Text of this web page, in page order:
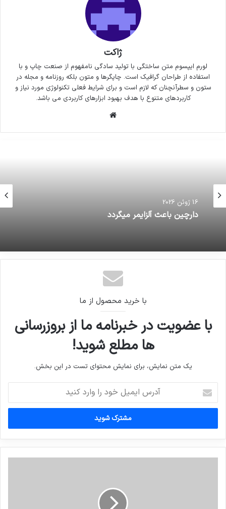
ژاکت
لورم ایپسوم متن ساختگی با تولید سادگی نامفهوم از صنعت چاپ و با
استفاده از طراحان گرافیک است. چاپگرها و متون بلکه روزنامه و مجله در
ستون و سطرآنچنان که لازم است و برای شرایط فعلی تکنولوژی مورد نیاز و
کاربردهای متنوع با هدف بهبود ابزارهای کاربردی می باشد.
16 ژوئن 2026
دارچین باعث آلزایمر میگردد
با خرید محصول از ما
با عضویت در خبرنامه ما از بروزرسانی
ها مطلع شوید!
یک متن نمایش، برای نمایش محتوای تست در این بخش.
ایمیل
خود
وارد
کنید